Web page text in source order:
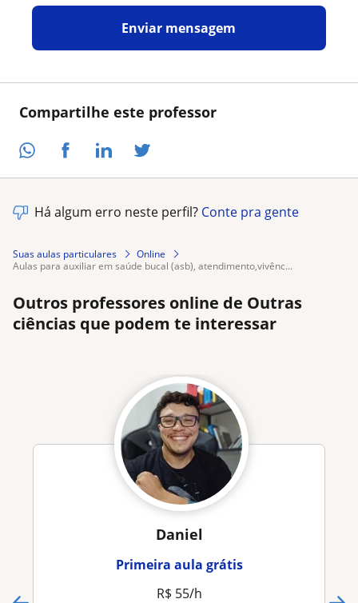
Compartilhe este professor
Enviar mensagem
Há algum erro neste perfil? Conte pra gente
Suas aulas particulares
Online
aulas para auxiliar em saúde bucal (asb), atendimento,vivênc...
Outros professores online de Outras
ciências que podem te interessar
Daniel
Primeira aula grátis
R$ 55/h